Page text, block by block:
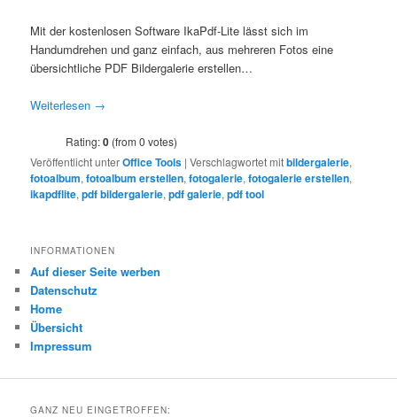
Mit der kostenlosen Software IkaPdf-Lite lässt sich im
Handumdrehen und ganz einfach, aus mehreren Fotos eine
übersichtliche PDF Bildergalerie erstellen…
Weiterlesen →
Rating:0 (from 0 votes)
Veröffentlicht unterOffice Tools |Verschlagwortet mitbildergalerie,
fotoalbum,fotoalbum erstellen,fotogalerie,fotogalerie erstellen,
ikapdflite,pdf bildergalerie,pdf galerie,pdf tool
INFORMATIONEN
Auf dieser Seite werben
Datenschutz
Home
Übersicht
Impressum
GANZ NEU EINGETROFFEN: